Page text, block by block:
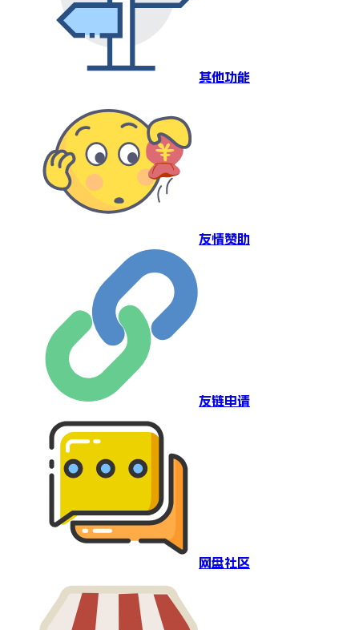
其他功能
友情赞助
友链申请
网盘社区